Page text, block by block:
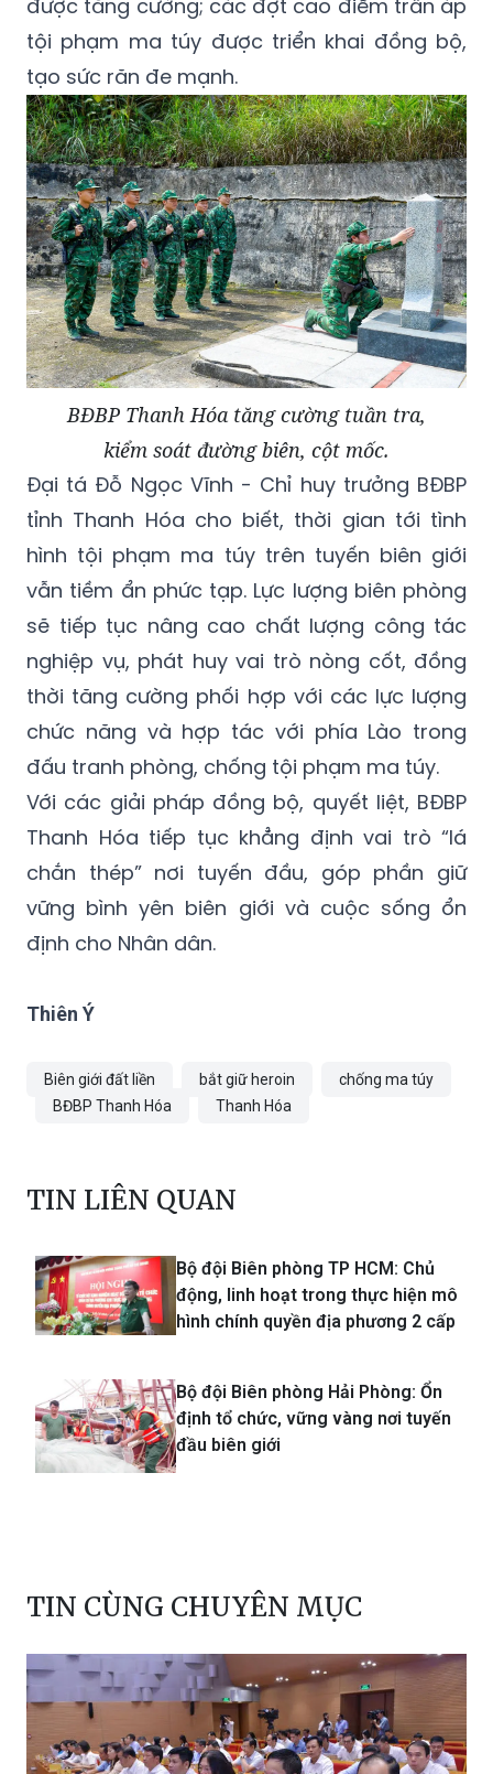
được tăng cường; các đợt cao điểm trấn áp
tội phạm ma túy được triển khai đồng bộ,
tạo sức răn đe mạnh.
BĐBP Thanh Hóa tăng cường tuần tra,
kiểm soát đường biên, cột mốc.
Đại tá Đỗ Ngọc Vĩnh - Chỉ huy trưởng BĐBP
tỉnh Thanh Hóa cho biết, thời gian tới tình
hình tội phạm ma túy trên tuyến biên giới
vẫn tiềm ẩn phức tạp. Lực lượng biên phòng
sẽ tiếp tục nâng cao chất lượng công tác
nghiệp vụ, phát huy vai trò nòng cốt, đồng
thời tăng cường phối hợp với các lực lượng
chức năng và hợp tác với phía Lào trong
đấu tranh phòng, chống tội phạm ma túy.
Với các giải pháp đồng bộ, quyết liệt, BĐBP
Thanh Hóa tiếp tục khẳng định vai trò “lá
chắn thép” nơi tuyến đầu, góp phần giữ
vững bình yên biên giới và cuộc sống ổn
định cho Nhân dân.
Thiên Ý
Biên giới đất liền bắt giữ heroin
chống ma túy
BĐBP Thanh Hóa
Thanh Hóa
TIN LIÊN QUAN
Bộ đội Biên phòng TP HCM: Chủ
động, linh hoạt trong thực hiện mô
hình chính quyền địa phương 2 cấp
Bộ đội Biên phòng Hải Phòng: Ổn
định tổ chức, vững vàng nơi tuyến
đầu biên giới
TIN CÙNG CHUYÊN MỤC